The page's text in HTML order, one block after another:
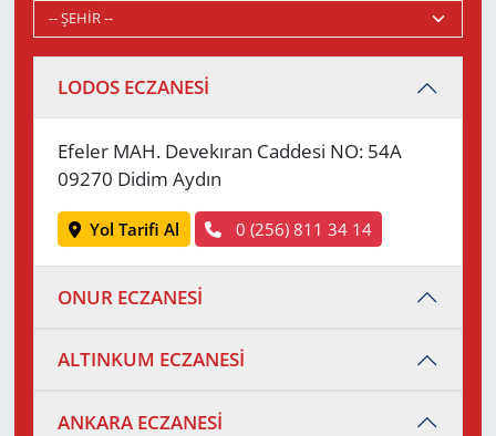
LODOS ECZANESİ
Efeler MAH. Devekıran Caddesi NO: 54A
09270 Didim Aydın
Yol Tarifi Al 0 (256) 811 34 14
ONUR ECZANESİ
ALTINKUM ECZANESİ
ANKARA ECZANESİ